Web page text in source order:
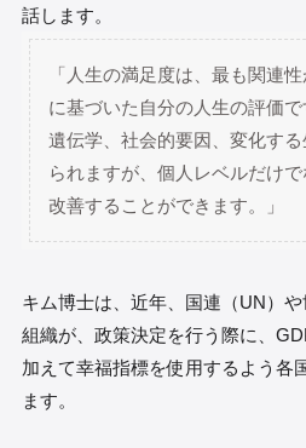
話します。
「人生の満足度は、最も関連
に基づいた自分の人生の評価で
遺伝学、社会的要因、変化す
られますが、個人レベルだけ
改善することができます。」
キム博士は、近年、国連（UN）
組織が、政策決定を行う際に、
加えて幸福指標を使用するよう各
ます。